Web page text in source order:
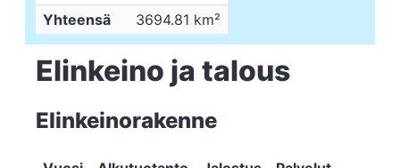
Yhteensä
3694.81 km²
Elinkeino ja talous
Elinkeinorakenne